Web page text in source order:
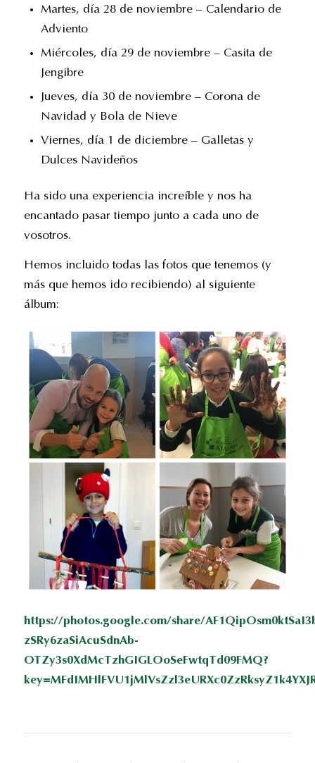
Martes, día 28 de noviembre – Calendario de
Adviento
Miércoles, día 29 de noviembre – Casita de
Jengibre
Jueves, día 30 de noviembre – Corona de
Navidad y Bola de Nieve
Viernes, día 1 de diciembre – Galletas y
Dulces Navideños
Ha sido una experiencia increíble y nos ha
encantado pasar tiempo junto a cada uno de
vosotros.
Hemos incluido todas las fotos que tenemos (y
más que hemos ido recibiendo) al siguiente
álbum:
https://photos.google.com/share/
zSRy6zaSiAcuSdnAb-
OTZy3s0XdMcTzhGIGLOoSeFwtqTd09FMQ?